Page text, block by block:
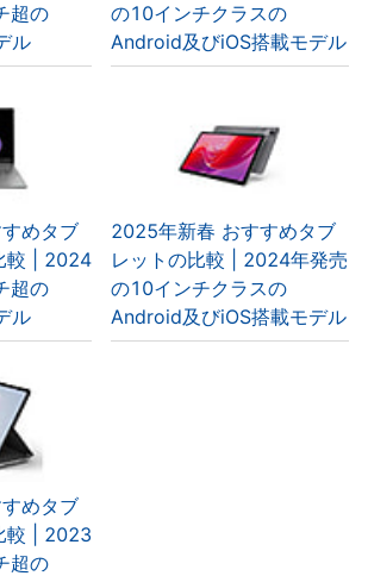
超の
ル
の10インチクラスの
Android及びiOS搭載モデル
めタブ
較 | 2024
超の
ル
2025年新春 おすすめタブ
レットの比較 | 2024年発売
の10インチクラスの
Android及びiOS搭載モデル
めタブ
較 | 2023
超の